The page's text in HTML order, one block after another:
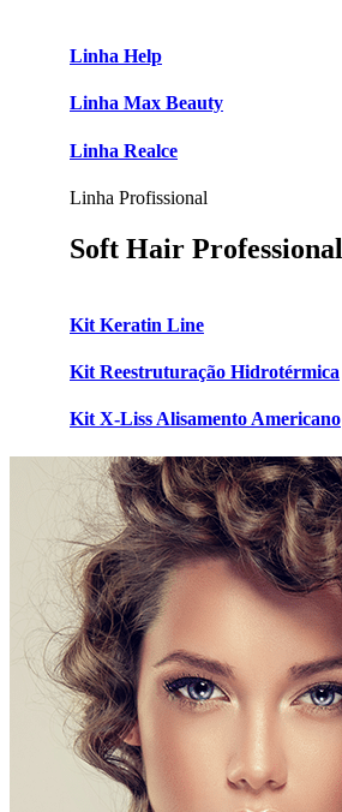
Linha Help
Linha Max Beauty
Linha Realce
Linha Profissional
Soft Hair Professional
Kit Keratin Line
Kit Reestruturação Hidrotérmica
Kit X-Liss Alisamento Americano